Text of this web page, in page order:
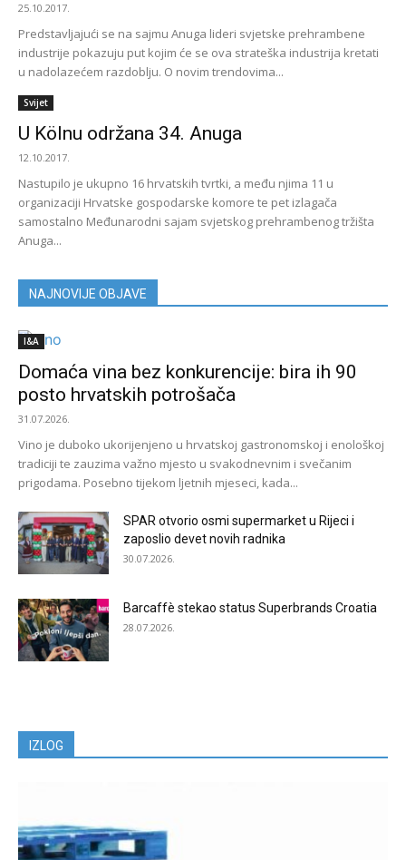
25.10.2017.
Predstavljajući se na sajmu Anuga lideri svjetske prehrambene
industrije pokazuju put kojim će se ova strateška industrija kretati
u nadolazećem razdoblju. O novim trendovima...
Svijet
U Kölnu održana 34. Anuga
12.10.2017.
Nastupilo je ukupno 16 hrvatskih tvrtki, a među njima 11 u
organizaciji Hrvatske gospodarske komore te pet izlagača
samostalno Međunarodni sajam svjetskog prehrambenog tržišta
Anuga...
NAJNOVIJE OBJAVE
I&A
Domaća vina bez konkurencije: bira ih 90
posto hrvatskih potrošača
31.07.2026.
Vino je duboko ukorijenjeno u hrvatskoj gastronomskoj i enološkoj
tradiciji te zauzima važno mjesto u svakodnevnim i svečanim
prigodama. Posebno tijekom ljetnih mjeseci, kada...
SPAR otvorio osmi supermarket u Rijeci i
zaposlio devet novih radnika
30.07.2026.
Barcaffè stekao status Superbrands Croatia
28.07.2026.
IZLOG